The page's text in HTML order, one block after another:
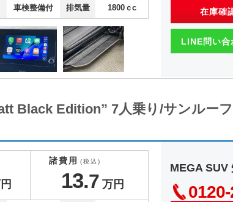
車検整備付 排気量 1800 ｃc 在庫確
LINE問い合
Black Edition” 7人乗り/サンルー
諸費用 (税込)
13.7 万円
MEGA SUV